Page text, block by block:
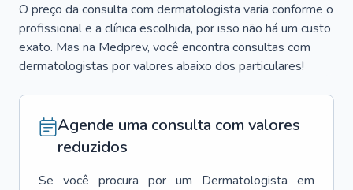
O preço da consulta com dermatologista varia conforme o
profissional e a clínica escolhida, por isso não há um custo
exato. Mas na Medprev, você encontra consultas com
dermatologistas por valores abaixo dos particulares!
Agende uma consulta com valores
reduzidos
Se você procura por um Dermatologista em